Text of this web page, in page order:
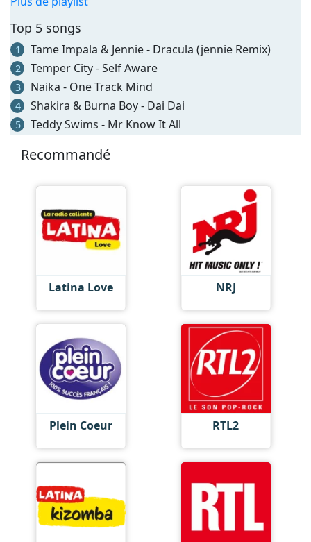
Top 5 songs
1 Tame Impala & Jennie - Dracula (jennie Remix)
2 Temper City - Self Aware
3 Naika - One Track Mind
4 Shakira & Burna Boy - Dai Dai
5 Teddy Swims - Mr Know It All
Recommandé
Latina Love NRJ
Plein Coeur RTL2